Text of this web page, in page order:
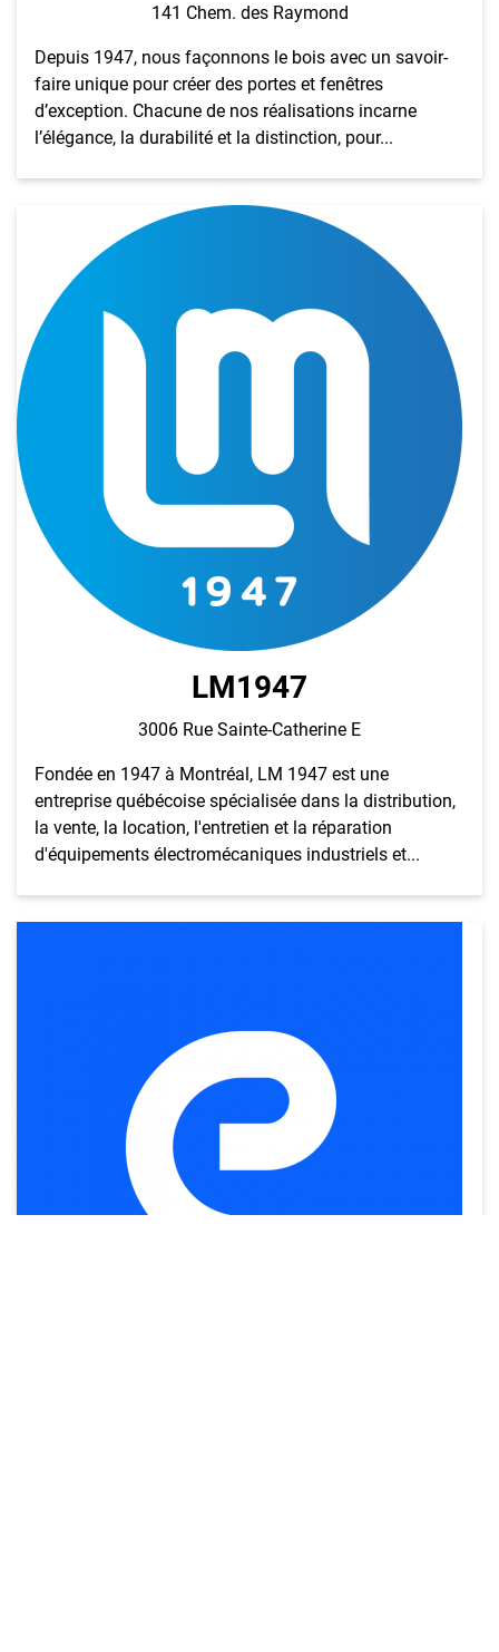
141 Chem. des Raymond
Depuis 1947, nous façonnons le bois avec un savoir-
faire unique pour créer des portes et fenêtres
d’exception. Chacune de nos réalisations incarne
l’élégance, la durabilité et la distinction, pour...
LM1947
3006 Rue Sainte-Catherine E
Fondée en 1947 à Montréal, LM 1947 est une
entreprise québécoise spécialisée dans la distribution,
la vente, la location, l'entretien et la réparation
d'équipements électromécaniques industriels et...